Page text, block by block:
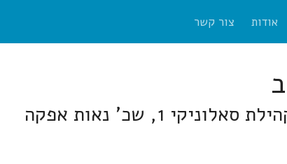
אודות צור קשר